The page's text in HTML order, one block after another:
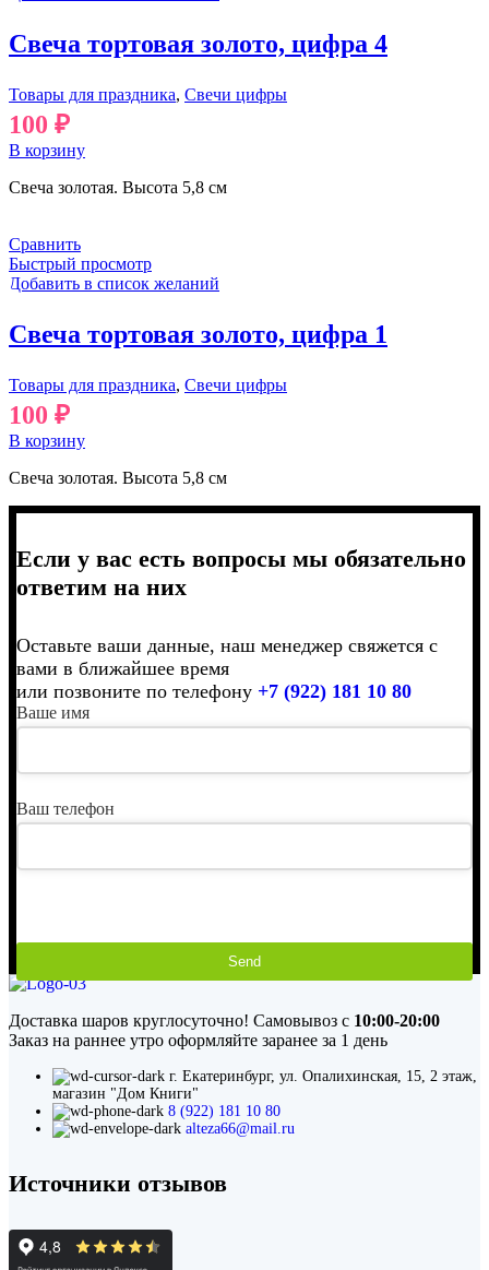
Свеча тортовая золото, цифра 4
Товары для праздника, Свечи цифры
100 ₽
В корзину
Свеча золотая. Высота 5,8 см
Сравнить
Быстрый просмотр
Добавить в список желаний
Свеча тортовая золото, цифра 1
Товары для праздника, Свечи цифры
100 ₽
В корзину
Свеча золотая. Высота 5,8 см
Если у вас есть вопросы мы обязательно
ответим на них
Оставьте ваши данные, наш менеджер свяжется с
вами в ближайшее время
или позвоните по телефону +7 (922) 181 10 80
Ваше имя
Ваш телефон
Send
This
field
should
be
blank
Доставка шаров круглосуточно! Самовывоз с 10:00-20:00
Заказ на раннее утро оформляйте заранее за 1 день
г. Екатеринбург, ул. Опалихинская, 15, 2 этаж,
магазин "Дом Книги"
8 (922) 181 10 80
alteza66@mail.ru
Источники отзывов